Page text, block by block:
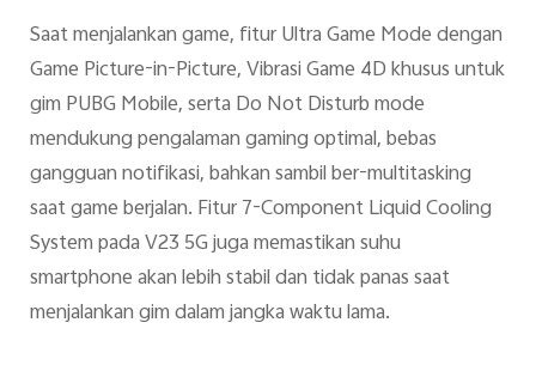
Saat menjalankan game, fitur Ultra Game Mode dengan
Game Picture-in-Picture, Vibrasi Game 4D khusus untuk
gim PUBG Mobile, serta Do Not Disturb mode
mendukung pengalaman gaming optimal, bebas
gangguan notifikasi, bahkan sambil ber-multitasking
saat game berjalan. Fitur 7-Component Liquid Cooling
System pada V23 5G juga memastikan suhu
smartphone akan lebih stabil dan tidak panas saat
menjalankan gim dalam jangka waktu lama.